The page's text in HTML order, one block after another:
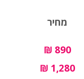
מחיר
890 ₪
1,280 ₪